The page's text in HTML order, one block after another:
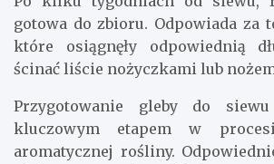
gotowa do zbioru. Odpowiada za
które osiągnęły odpowiednią
ścinać liście nożyczkami lub
Przygotowanie gleby do
kluczowym etapem w
aromatycznej rośliny.